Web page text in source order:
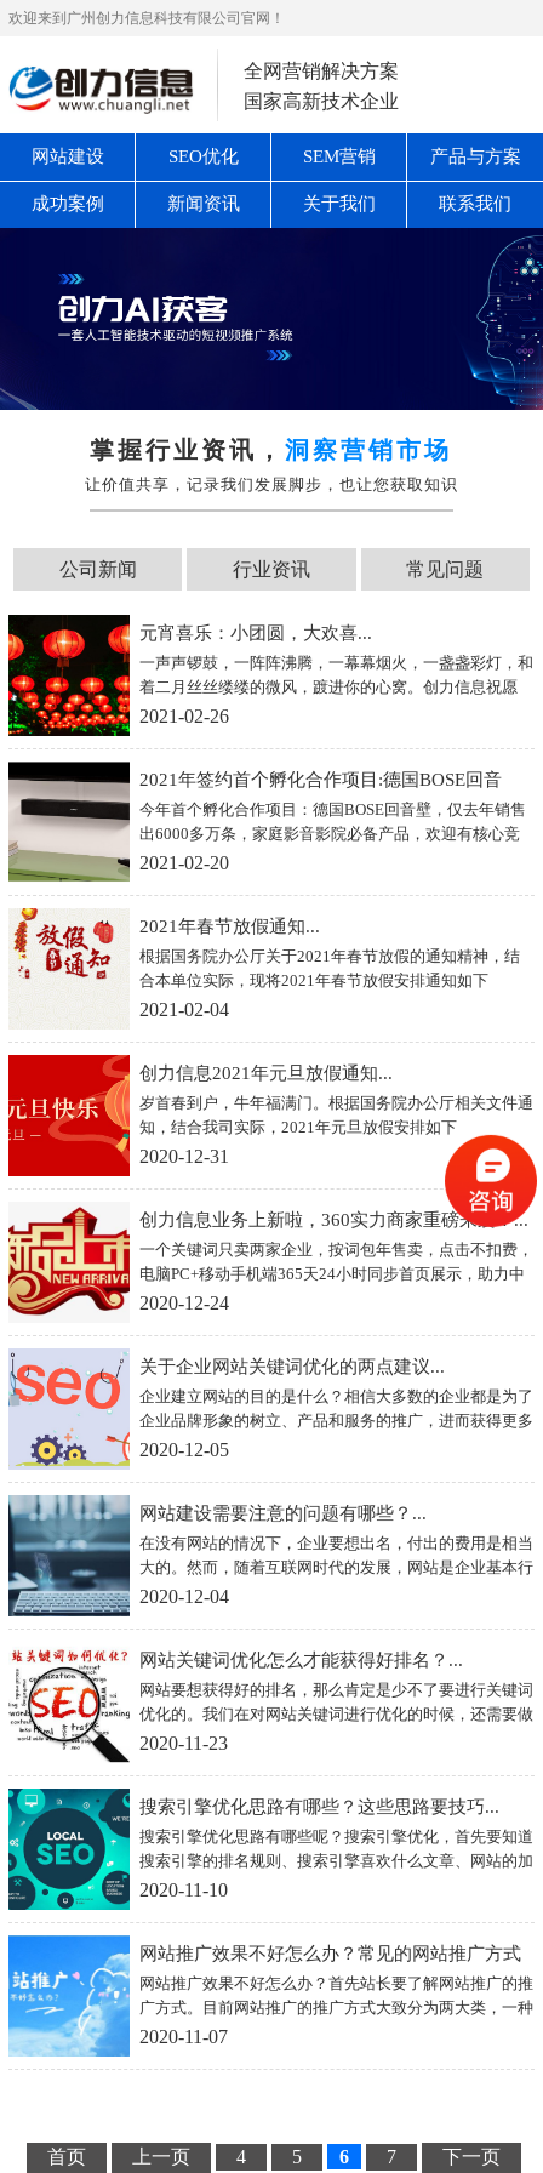
欢迎来到广州创力信息科技有限公司官网！
全网营销解决方案
国家高新技术企业
网站建设 SEO优化 SEM营销 产品与方案
成功案例 新闻资讯 关于我们 联系我们
掌握行业资讯，洞察营销市场
让价值共享，记录我们发展脚步，也让您获取知识
公司新闻 行业资讯 常见问题
元宵喜乐：小团圆，大欢喜...
一声声锣鼓，一阵阵沸腾，一幕幕烟火，一盏盏彩灯，和
着二月丝丝缕缕的微风，踱进你的心窝。创力信息祝愿
你：好运不断，开心连连，万事圆圆，元宵快乐!
2021-02-26
2021年签约首个孵化合作项目:德国BOSE回音
壁...
今年首个孵化合作项目：德国BOSE回音壁，仅去年销售
出6000多万条，家庭影音影院必备产品，欢迎有核心竞
争力的产品携手创力深入合作。我们懂网络营销，你有好
2021-02-20
2021年春节放假通知...
根据国务院办公厅关于2021年春节放假的通知精神，结
合本单位实际，现将2021年春节放假安排通知如下
2021-02-04
创力信息2021年元旦放假通知...
岁首春到户，牛年福满门。根据国务院办公厅相关文件通
知，结合我司实际，2021年元旦放假安排如下
2020-12-31
创力信息业务上新啦，360实力商家重磅来袭！...
一个关键词只卖两家企业，按词包年售卖，点击不扣费，
电脑PC+移动手机端365天24小时同步首页展示，助力中
小企业成为行业头部商家。
2020-12-24
关于企业网站关键词优化的两点建议...
企业建立网站的目的是什么？相信大多数的企业都是为了
企业品牌形象的树立、产品和服务的推广，进而获得更多
的网站流量，提升品牌形象，最终实现企业宣传和盈利的
行了一番优化之后，才能更好的利用搜索引擎规则为网站
带来更好的排名，从而实现流量的提升。那么，对于网站
优化以及关键词优化，到底应该怎么做呢？
2020-12-05
网站建设需要注意的问题有哪些？...
在没有网站的情况下，企业要想出名，付出的费用是相当
大的。然而，随着互联网时代的发展，网站是企业基本行
都会搭建的，没有其他的理由，因为它可以给企业带来很
2020-12-04
网站关键词优化怎么才能获得好排名？...
网站要想获得好的排名，那么肯定是少不了要进行关键词
优化的。我们在对网站关键词进行优化的时候，还需要做
好网站结构以及关键词的布局，并且对竞争对手的关键词
2020-11-23
搜索引擎优化思路有哪些？这些思路要技巧...
搜索引擎优化思路有哪些呢？搜索引擎优化，首先要知道
搜索引擎的排名规则、搜索引擎喜欢什么文章、网站的加
载速度，这些都是引擎优化的思路。下面给大家详细的谈
2020-11-10
网站推广效果不好怎么办？常见的网站推广方式
大全...
网站推广效果不好怎么办？首先站长要了解网站推广的推
广方式。目前网站推广的推广方式大致分为两大类，一种
是引流推广，另一种是第三方网站推广。利用好这两种推
2020-11-07
首页 上一页 4 5 6 7 下一页